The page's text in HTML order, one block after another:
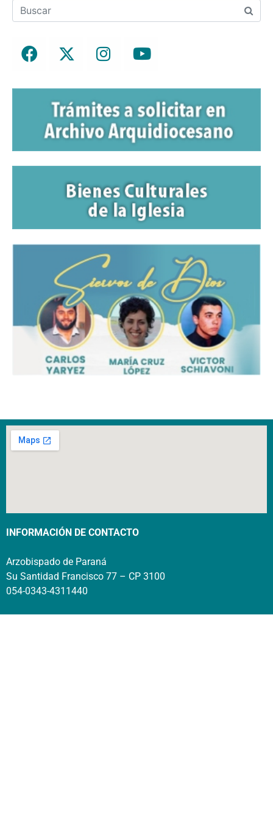
INFORMACIÓN DE CONTACTO
Arzobispado de Paraná
Su Santidad Francisco 77 – CP 3100
054-0343-4311440